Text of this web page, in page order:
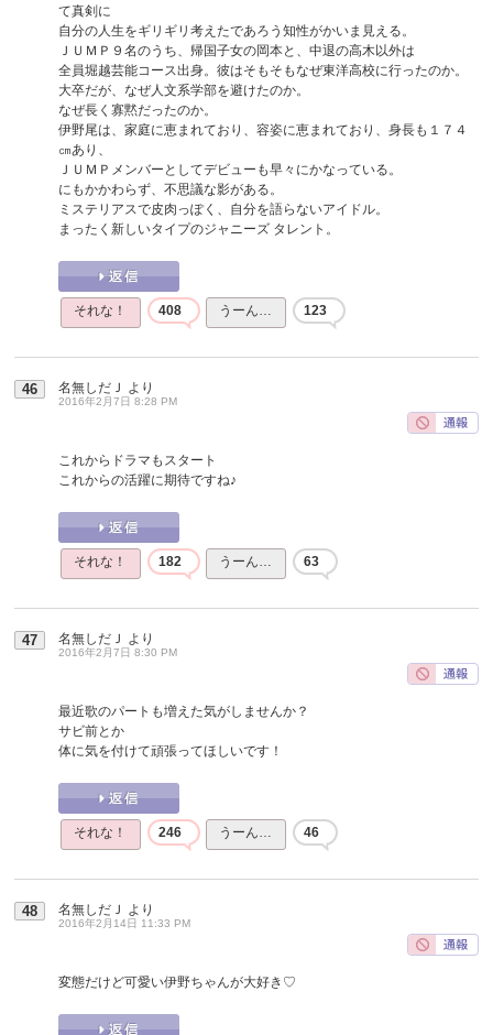
て真剣に
自分の人生をギリギリ考えたであろう知性がかいま見える。
ＪＵＭＰ９名のうち、帰国子女の岡本と、中退の高木以外は
全員堀越芸能コース出身。彼はそもそもなぜ東洋高校に行ったのか。
大卒だが、なぜ人文系学部を避けたのか。
なぜ長く寡黙だったのか。
伊野尾は、家庭に恵まれており、容姿に恵まれており、身長も１７４
㎝あり、
ＪＵＭＰメンバーとしてデビューも早々にかなっている。
にもかかわらず、不思議な影がある。
ミステリアスで皮肉っぽく、自分を語らないアイドル。
まったく新しいタイプのジャニーズ タレント。
それな！ 408 うーん… 123
46 名無しだＪ より
2016年2月7日 8:28 PM
これからドラマもスタート
これからの活躍に期待ですね♪
それな！ 182 うーん… 63
47 名無しだＪ より
2016年2月7日 8:30 PM
最近歌のパートも増えた気がしませんか？
サビ前とか
体に気を付けて頑張ってほしいです！
それな！ 246 うーん… 46
48 名無しだＪ より
2016年2月14日 11:33 PM
変態だけど可愛い伊野ちゃんが大好き♡